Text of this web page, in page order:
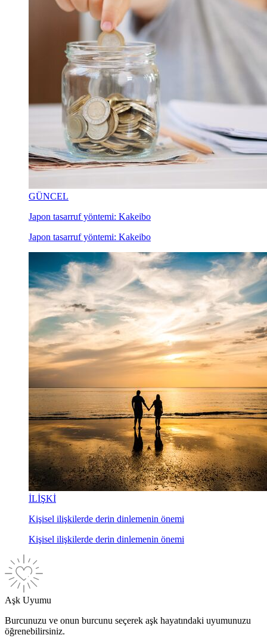
GÜNCEL
Japon tasarruf yöntemi: Kakeibo
Japon tasarruf yöntemi: Kakeibo
İLİŞKİ
Kişisel ilişkilerde derin dinlemenin önemi
Kişisel ilişkilerde derin dinlemenin önemi
Aşk Uyumu
Burcunuzu ve onun burcunu seçerek aşk hayatındaki uyumunuzu
öğrenebilirsiniz.